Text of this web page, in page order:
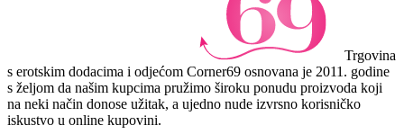
Trgovina
s erotskim dodacima i odjećom Corner69 osnovana je 2011. godine
s željom da našim kupcima pružimo široku ponudu proizvoda koji
na neki način donose užitak, a ujedno nude izvrsno korisničko
iskustvo u online kupovini.